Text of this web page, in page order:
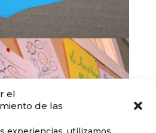
el
de las
experiencias, utilizamos